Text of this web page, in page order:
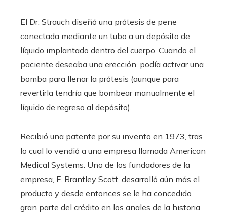
El Dr. Strauch diseñó una prótesis de pene
conectada mediante un tubo a un depósito de
líquido implantado dentro del cuerpo. Cuando el
paciente deseaba una erección, podía activar una
bomba para llenar la prótesis (aunque para
revertirla tendría que bombear manualmente el
líquido de regreso al depósito).
Recibió una patente por su invento en 1973, tras
lo cual lo vendió a una empresa llamada American
Medical Systems. Uno de los fundadores de la
empresa, F. Brantley Scott, desarrolló aún más el
producto y desde entonces se le ha concedido
gran parte del crédito en los anales de la historia